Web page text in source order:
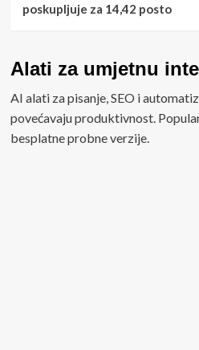
poskupljuje za 14,42 posto
Alati za umjetnu
AI alati za pisanje, SEO i
povećavaju produktivnost.
besplatne probne verzije.